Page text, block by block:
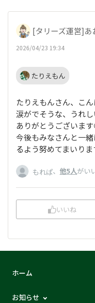
[タリーズ運営]あ
2026/04/23 19:34
たりえもん
たりえもんさん、こん
涙がでそうな、うれ
ありがとうございます
今後もみなさんと一
るよう努めてまいりま
もれぱ、 他5人がい
いいね
ホーム
お知らせ